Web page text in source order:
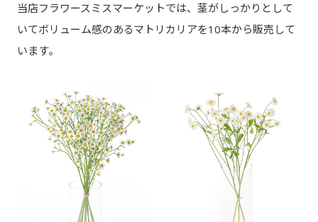
当店フラワースミスマーケットでは、茎がしっかりとして
いてボリューム感のあるマトリカリアを10本から販売して
います。